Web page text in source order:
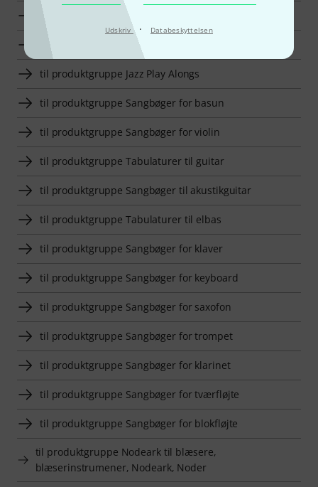
Udskriv · Databeskyttelsen
Jamey Aebersold Jazz Play Alongs vises her
Vis Jazz Play Alongs i priser fra 160 kr - 200 kr
til produktgruppe Jazz Play Alongs
til produktgruppe Sangbøger for basun
til produktgruppe Sangbøger for violin
til produktgruppe Tabulaturer til guitar
til produktgruppe Sangbøger til akustikguitar
til produktgruppe Tabulaturer til elbas
til produktgruppe Sangbøger for klaver
til produktgruppe Sangbøger for keyboard
til produktgruppe Sangbøger for saxofon
til produktgruppe Sangbøger for trompet
til produktgruppe Sangbøger for klarinet
til produktgruppe Sangbøger for tværfløjte
til produktgruppe Sangbøger for blokfløjte
til produktgruppe Nodeark til blæsere,
blæserinstrumener, Nodeark, Noder